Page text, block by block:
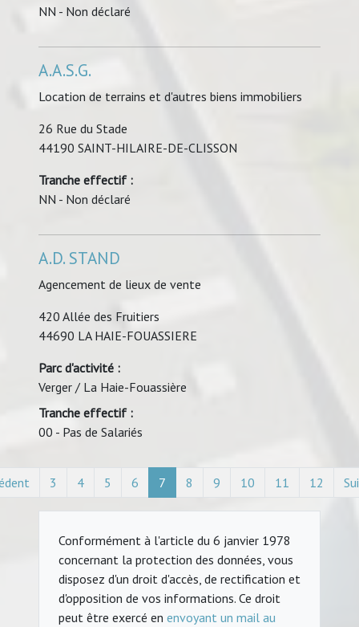
NN - Non déclaré
A.A.S.G.
Location de terrains et d'autres biens immobiliers
26 Rue du Stade
44190 SAINT-HILAIRE-DE-CLISSON
Tranche effectif :
NN - Non déclaré
A.D. STAND
Agencement de lieux de vente
420 Allée des Fruitiers
44690 LA HAIE-FOUASSIERE
Parc d'activité :
Verger / La Haie-Fouassière
Tranche effectif :
00 - Pas de Salariés
3 4 5 6 7 8 9 10 11 12
Conformément à l'article du 6 janvier 1978
concernant la protection des données, vous
disposez d'un droit d'accès, de rectification et
d'opposition de vos informations. Ce droit
peut être exercé en envoyant un mail au